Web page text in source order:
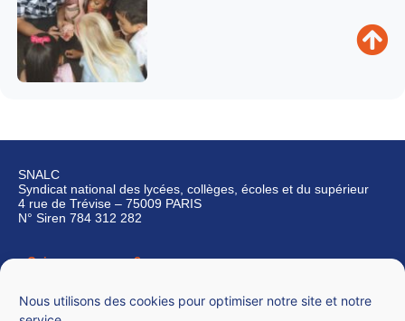
Nous utilisons des cookies pour optimiser notre site et notre
SNALC
Syndicat national des lycées, collèges, écoles et du supérieur
4 rue de Trévise – 75009 PARIS
N° Siren 784 312 282
Qui sommes-nous ?